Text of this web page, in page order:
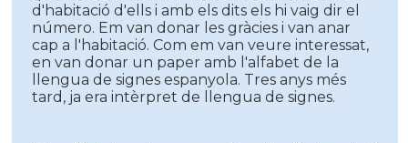
d'habitació d'ells i amb els dits els hi vaig dir el
número. Em van donar les gràcies i van anar
cap a l'habitació. Com em van veure interessat,
en van donar un paper amb l'alfabet de la
llengua de signes espanyola. Tres anys més
tard, ja era intèrpret de llengua de signes.